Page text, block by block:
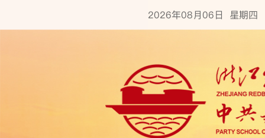
2026年08月06日 星期四